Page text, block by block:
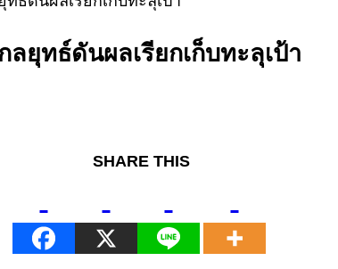
ยุทธ์ดันผลเรียกเก็บทะลุเป้า
SHARE THIS